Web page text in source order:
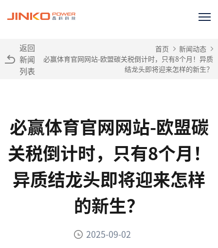
返回
新闻
列表
首页
新闻动态
必赢体育官网网站-欧盟碳关税倒计时，只有8个月！异质
结龙头即将迎来怎样的新生？
必赢体育官网网站-欧盟碳
关税倒计时，只有8个月！
异质结龙头即将迎来怎样
的新生？
2025-09-02